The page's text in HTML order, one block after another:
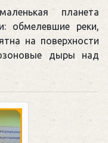
планета
обмелевшие реки,
на поверхности
дыры над